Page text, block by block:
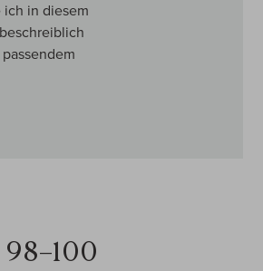
ich in diesem
98–100